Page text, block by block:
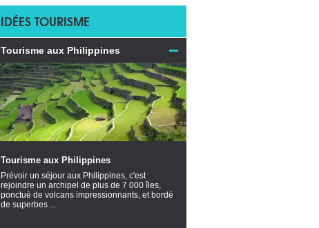
IDÉES TOURISME
Tourisme aux Philippines
Tourisme aux Philippines
Prévoir un séjour aux Philippines, c'est
rejoindre un archipel de plus de 7 000 îles,
ponctué de volcans impressionnants, et bordé
de superbes ...